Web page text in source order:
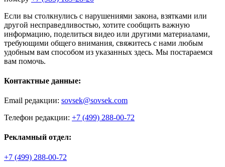
Если вы столкнулись с нарушениями закона, взятками или
другой несправедливостью, хотите сообщить важную
информацию, поделиться видео или другими материалами,
требующими общего внимания, свяжитесь с нами любым
удобным вам способом из указанных здесь. Мы постараемся
вам помочь.
Контактные данные:
Email редакции: sovsek@sovsek.com
Телефон редакции: +7 (499) 288-00-72
Рекламный отдел:
+7 (499) 288-00-72